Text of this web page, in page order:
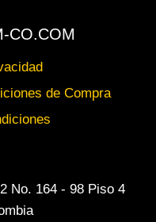
CO.COM
de Compra
No. 164 - 98 Piso 4